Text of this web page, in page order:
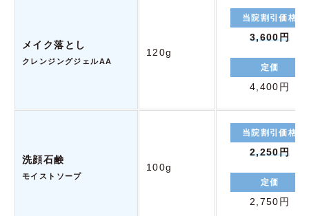
メイク落とし
クレンジングジェルAA
120g
当院割引価格
3,600円
定価
4,400円
洗顔石鹸
モイストソープ
100g
当院割引価格
2,250円
定価
2,750円